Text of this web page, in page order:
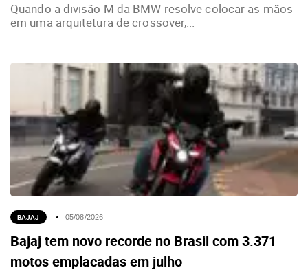
Quando a divisão M da BMW resolve colocar as mãos
em uma arquitetura de crossover,...
BAJAJ 05/08/2026
Bajaj tem novo recorde no Brasil com 3.371
motos emplacadas em julho